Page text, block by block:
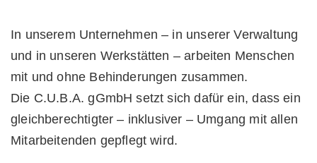
In unserem Unternehmen – in unserer Verwaltung
und in unseren Werkstätten – arbeiten Menschen
mit und ohne Behinderungen zusammen.
Die C.U.B.A. gGmbH setzt sich dafür ein, dass ein
gleichberechtigter – inklusiver – Umgang mit allen
Mitarbeitenden gepflegt wird.